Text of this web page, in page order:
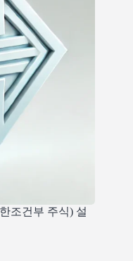
조건부 주식) 설